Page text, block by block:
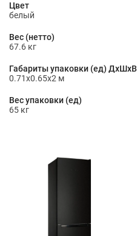
Цвет
белый
Вес (нетто)
67.6 кг
Габариты упаковки (ед) ДхШхВ
0.71x0.65x2 м
Вес упаковки (ед)
65 кг